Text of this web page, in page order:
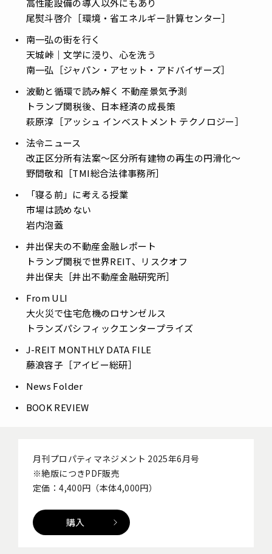
高性能設備の導入以外にもあり
尾熨斗啓介［環境・省エネルギー計算センター］
南一弘の街を行く
――天城峠｜文学に浸り、心を洗う
南一弘［ジャパン・アセット・アドバイザーズ］
波動と循環で読み解く 不動産景気予測
――トランプ関税後、日本経済の成長策
萩原淳［アッシュ インベストメント テクノロジー］
法令ニュース
――改正区分所有法案～区分所有建物の再生の円滑化～
野間敬和［TMI総合法律事務所］
「寝る前」に考える授業
――市場は読めない
岩内泡蓋
井出保夫の不動産金融レポート
――トランプ関税で世界REIT、リスクオフ
井出保夫［井出不動産金融研究所］
From ULI
――大火災で住宅危機のロサンゼルス
トランズパシフィックエンタープライズ
J-REIT MONTHLY DATA FILE
藤浪容子［アイビー総研］
News Folder
BOOK REVIEW
月刊プロパティマネジメント 2025年6月号
※絶版につきPDF販売
定価：4,400円（本体4,000円）
購入